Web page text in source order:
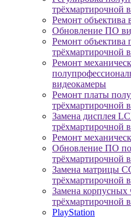
трёхмартирочной
Ремонт объектива
Обновление ПО
Ремонт объектива
трёхмартирочной
Ремонт
видеокамеры
Ремонт платы
трёхмартирочной
Замена дисплея
трёхмартирочной
Ремонт
Обновление ПО
трёхмартирочной
Замена матрицы
трёхмартирочной
Замена корпусных
трёхмартирочной
PlayStation